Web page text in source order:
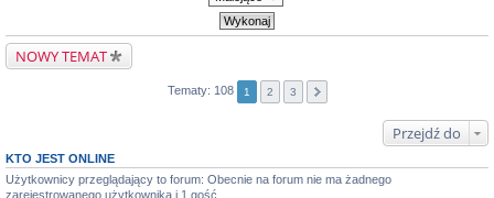
NOWY TEMAT
Tematy: 108 1 2 3
Przejdź do
KTO JEST ONLINE
Użytkownicy przeglądający to forum: Obecnie na forum nie ma żadnego
zarejestrowanego użytkownika i 1 gość